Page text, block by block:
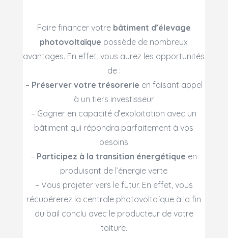
Faire financer votrebâtiment d’élevage
photovoltaïque possède de nombreux
avantages. En effet, vous aurez les opportunités
de :
– Préserver votre trésorerie en faisant appel
à un tiers investisseur
– Gagner en capacité d’exploitation avec un
bâtiment qui répondra parfaitement à vos
besoins
– Participez à la transition énergétique en
produisant de l’énergie verte
– Vous projeter vers le futur. En effet, vous
récupérerez la centrale photovoltaïque à la fin
du bail conclu avec le producteur de votre
toiture.